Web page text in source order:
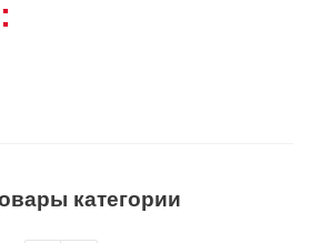
категории